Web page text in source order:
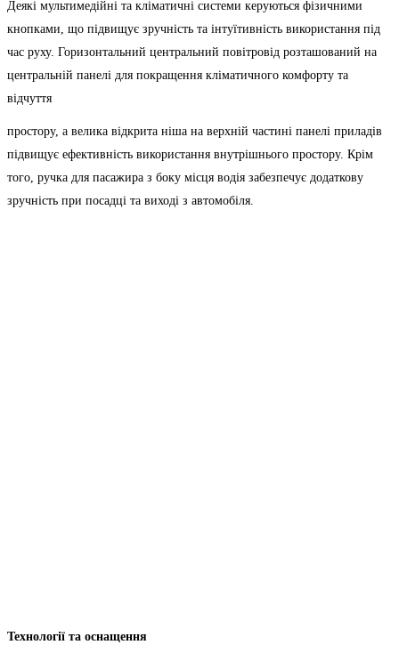
Деякі мультимедійні та кліматичні системи керуються фізичними
кнопками, що підвищує зручність та інтуїтивність використання під
час руху. Горизонтальний центральний повітровід розташований на
центральній панелі для покращення кліматичного комфорту та
відчуття
простору, а велика відкрита ніша на верхній частині панелі приладів
підвищує ефективність використання внутрішнього простору. Крім
того, ручка для пасажира з боку місця водія забезпечує додаткову
зручність при посадці та виході з автомобіля.
Технології та оснащення